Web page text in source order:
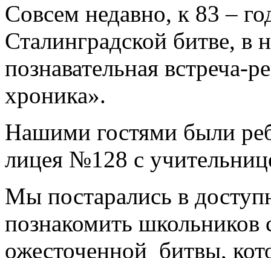
Совсем недавно, к 83 –
Сталинградской битве, в
познавательная встреча-
хроника».
Нашими гостями были
лицея №128 с
Мы постарались в
познакомить
ожесточенной битвы,